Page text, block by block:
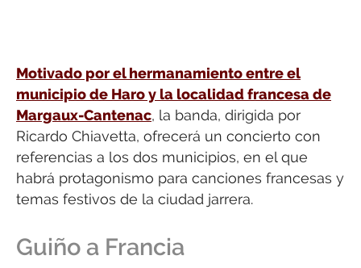
Motivado por el hermanamiento entre el
municipio de Haro y la localidad francesa de
Margaux-Cantenac, la banda, dirigida por
Ricardo Chiavetta, ofrecerá un concierto con
referencias a los dos municipios, en el que
habrá protagonismo para canciones francesas y
temas festivos de la ciudad jarrera.
Guiño a Francia